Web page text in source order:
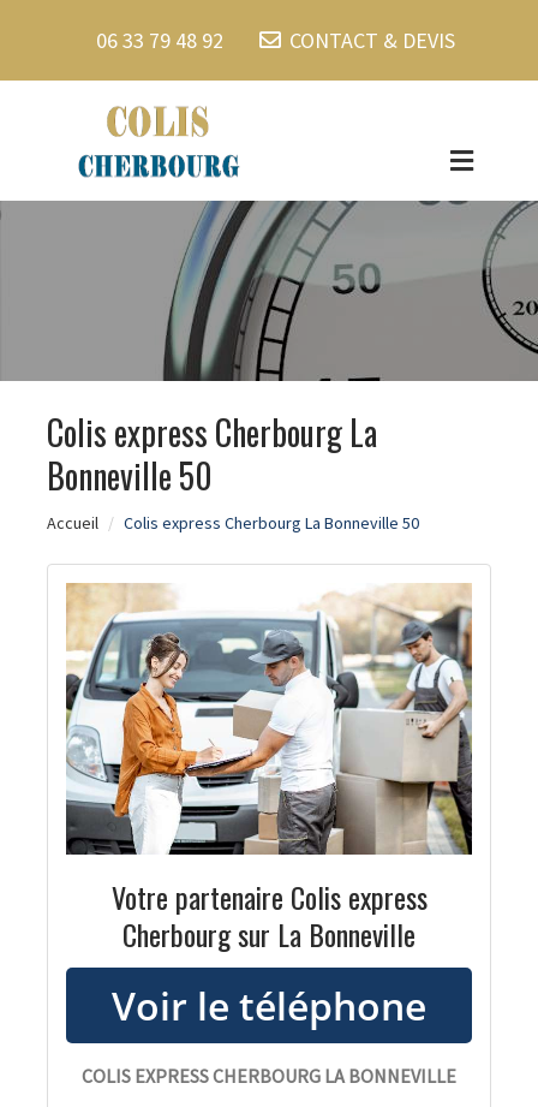
06 33 79 48 92 CONTACT & DEVIS
Colis express Cherbourg La
Bonneville 50
Accueil Colis express Cherbourg La Bonneville 50
Votre partenaire Colis express
Cherbourg sur La Bonneville
COLIS EXPRESS CHERBOURG LA BONNEVILLE